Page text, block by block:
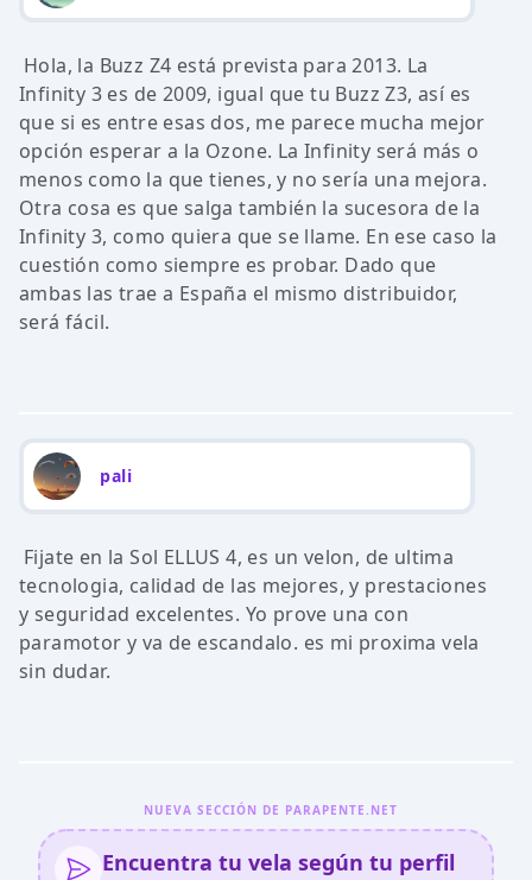
Hola, la Buzz Z4 está prevista para 2013. La
Infinity 3 es de 2009, igual que tu Buzz Z3, así es
que si es entre esas dos, me parece mucha mejor
opción esperar a la Ozone. La Infinity será más o
menos como la que tienes, y no sería una mejora.
Otra cosa es que salga también la sucesora de la
Infinity 3, como quiera que se llame. En ese caso la
cuestión como siempre es probar. Dado que
ambas las trae a España el mismo distribuidor,
será fácil.
pali
Fijate en la Sol ELLUS 4, es un velon, de ultima
tecnologia, calidad de las mejores, y prestaciones
y seguridad excelentes. Yo prove una con
paramotor y va de escandalo. es mi proxima vela
sin dudar.
NUEVA SECCIÓN DE PARAPENTE.NET
Encuentra tu vela según tu perfil